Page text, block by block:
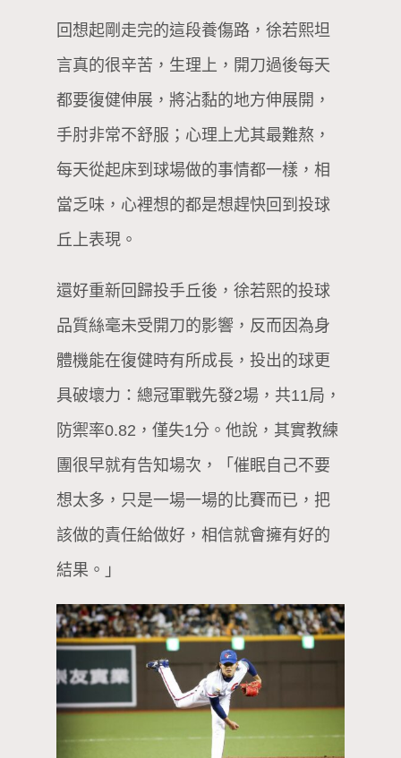
回想起剛走完的這段養傷路，徐若熙坦
言真的很辛苦，生理上，開刀過後每天
都要復健伸展，將沾黏的地方伸展開，
手肘非常不舒服；心理上尤其最難熬，
每天從起床到球場做的事情都一樣，相
當乏味，心裡想的都是想趕快回到投球
丘上表現。
還好重新回歸投手丘後，徐若熙的投球
品質絲毫未受開刀的影響，反而因為身
體機能在復健時有所成長，投出的球更
具破壞力：總冠軍戰先發2場，共11局，
防禦率0.82，僅失1分。他說，其實教練
團很早就有告知場次，「催眠自己不要
想太多，只是一場一場的比賽而已，把
該做的責任給做好，相信就會擁有好的
結果。」